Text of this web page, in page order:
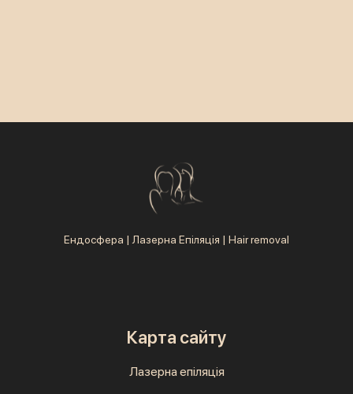
Ендосфера | Лазерна Епіляція | Hair removal
Карта сайту
Лазерна епіляція